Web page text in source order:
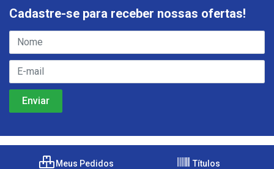
Cadastre-se para receber nossas ofertas!
Meus Pedidos Títulos